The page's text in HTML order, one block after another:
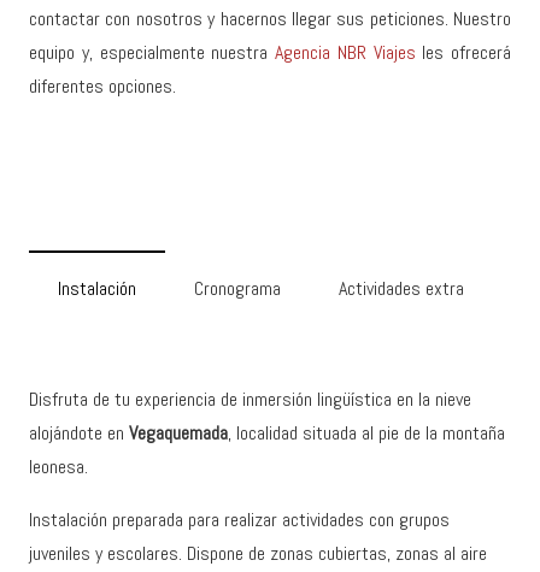
contactar con nosotros y hacernos llegar sus peticiones. Nuestro
equipo y, especialmente nuestra Agencia NBR Viajes les ofrecerá
diferentes opciones.
Instalación Cronograma Actividades extra
Disfruta de tu experiencia de inmersión lingüística en la nieve
alojándote en Vegaquemada, localidad situada al pie de la montaña
leonesa.
Instalación preparada para realizar actividades con grupos
juveniles y escolares. Dispone de zonas cubiertas, zonas al aire